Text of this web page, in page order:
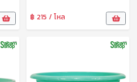
฿ 215 / โหล